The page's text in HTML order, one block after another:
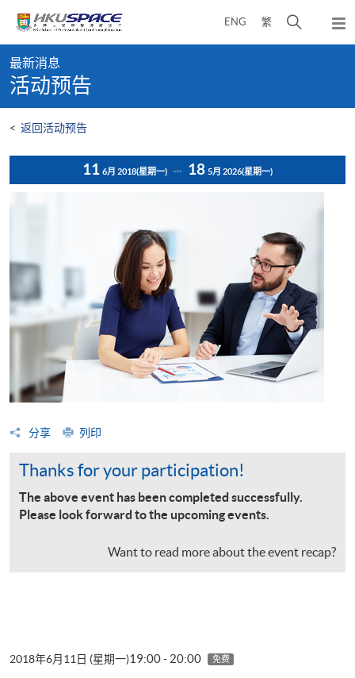
content
ENG 繁
开
弹
出
content
start
最新消息
活动预告
< 返回活动预告
11 6月 2018(星期一) 18 5月 2026(星期一)
分享 列印
Thanks for your participation!
The above event has been completed successfully.
Please look forward to the upcoming events.
Want to read more about the event recap?
2018年6月11日 (星期一)19:00 - 20:00 免费